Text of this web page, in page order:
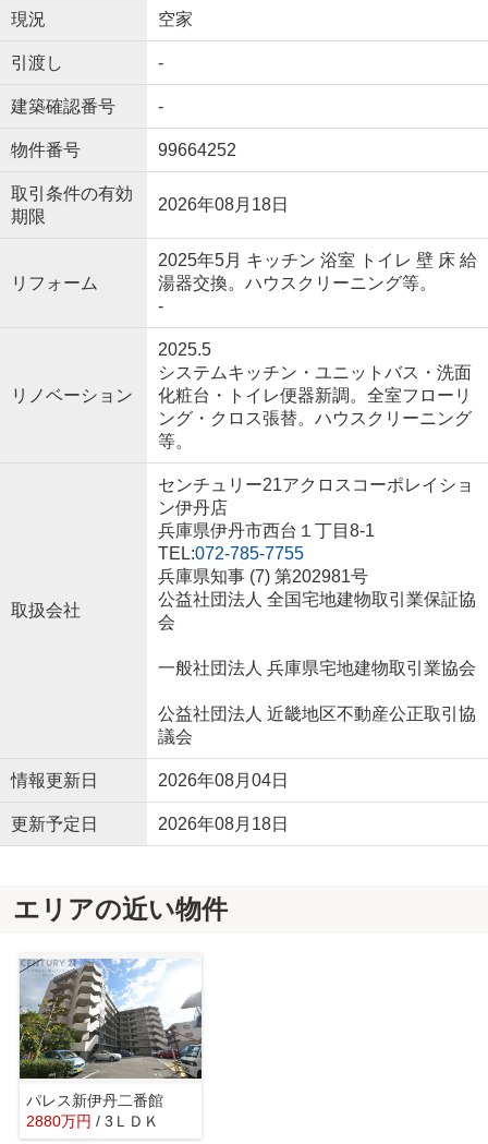
現況 空家
引渡し -
建築確認番号 -
物件番号 99664252
取引条件の有効
期限
2026年08月18日
リフォーム
2025年5月 キッチン 浴室 トイレ 壁 床 給
湯器交換。ハウスクリーニング等。
-
リノベーション
2025.5
システムキッチン・ユニットバス・洗面
化粧台・トイレ便器新調。全室フローリ
ング・クロス張替。ハウスクリーニング
等。
取扱会社
センチュリー21アクロスコーポレイショ
ン伊丹店
兵庫県伊丹市西台１丁目8-1
TEL:072-785-7755
兵庫県知事 (7) 第202981号
公益社団法人 全国宅地建物取引業保証協
会
一般社団法人 兵庫県宅地建物取引業協会
公益社団法人 近畿地区不動産公正取引協
議会
情報更新日 2026年08月04日
更新予定日 2026年08月18日
エリアの近い物件
パレス新伊丹二番館
2880万円 / 3ＬＤＫ